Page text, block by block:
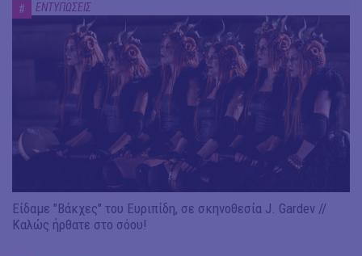
# ΕΝΤΥΠΩΣΕΙΣ
Είδαμε "Βάκχες" του Ευριπίδη, σε σκηνοθεσία J. Gardev //
Καλώς ήρθατε στο σόου!